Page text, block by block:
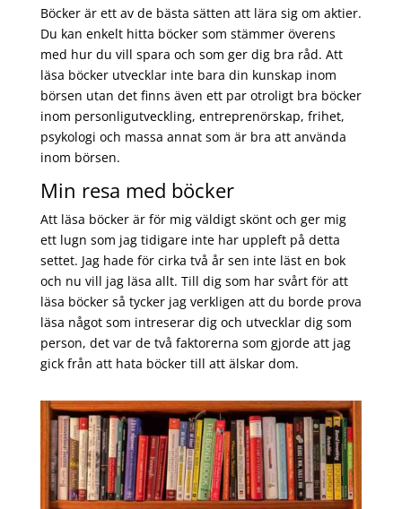
Böcker är ett av de bästa sätten att lära sig om aktier.
Du kan enkelt hitta böcker som stämmer överens
med hur du vill spara och som ger dig bra råd. Att
läsa böcker utvecklar inte bara din kunskap inom
börsen utan det finns även ett par otroligt bra böcker
inom personligutveckling, entreprenörskap, frihet,
psykologi och massa annat som är bra att använda
inom börsen.
Min resa med böcker
Att läsa böcker är för mig väldigt skönt och ger mig
ett lugn som jag tidigare inte har uppleft på detta
settet. Jag hade för cirka två år sen inte läst en bok
och nu vill jag läsa allt. Till dig som har svårt för att
läsa böcker så tycker jag verkligen att du borde prova
läsa något som intreserar dig och utvecklar dig som
person, det var de två faktorerna som gjorde att jag
gick från att hata böcker till att älskar dom.